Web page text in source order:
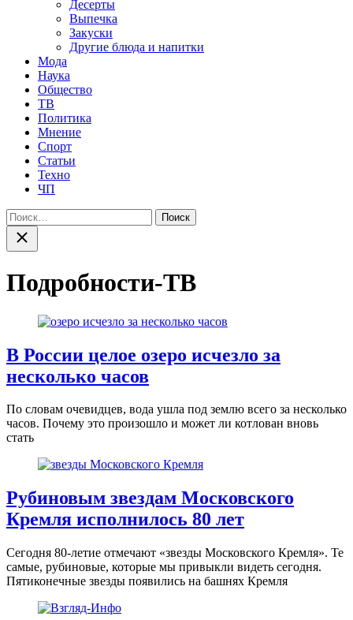
Десерты
Выпечка
Закуски
Другие блюда и напитки
Мода
Наука
Общество
ТВ
Политика
Мнение
Спорт
Статьи
Техно
ЧП
Найти:
Закрыть
поиск
Подробности-ТВ
В России целое озеро исчезло за
несколько часов
По словам очевидцев, вода ушла под землю всего за несколько
часов. Почему это произошло и может ли котлован вновь
стать
Рубиновым звездам Московского
Кремля исполнилось 80 лет
Сегодня 80-летие отмечают «звезды Московского Кремля». Те
самые, рубиновые, которые мы привыкли видеть сегодня.
Пятиконечные звезды появились на башнях Кремля